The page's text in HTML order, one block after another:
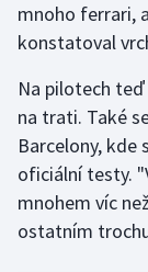
Olympijské hry
Parasport
Plavání
Plážový
Ragby
mnoho ferrari,
konstatoval
Na pilotech
na trati. Také
Barcelony, kde
oficiální testy.
mnohem víc
ostatním